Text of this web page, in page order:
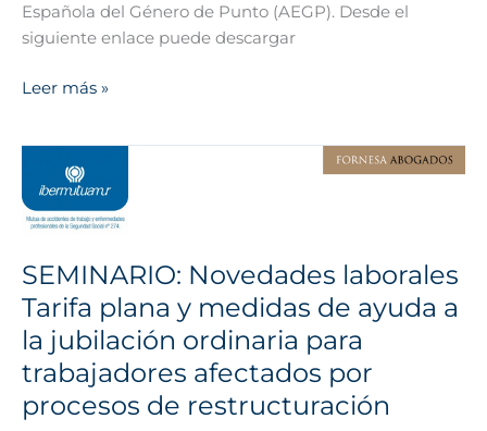
Española del Género de Punto (AEGP). Desde el
siguiente enlace puede descargar
Leer más »
SEMINARIO: Novedades laborales
Tarifa plana y medidas de ayuda a
la jubilación ordinaria para
trabajadores afectados por
procesos de restructuración
Novedades
laborales
plana
y
medidas
de
ayuda
la